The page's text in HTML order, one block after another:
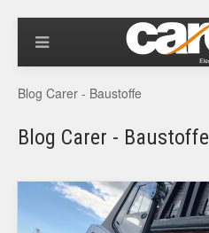
Blog Carer - Baustoffe
Blog Carer - Baustoffe